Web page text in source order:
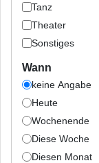
Tanz
Theater
Sonstiges
Wann
keine Angabe
Heute
Wochenende
Diese Woche
Diesen Monat